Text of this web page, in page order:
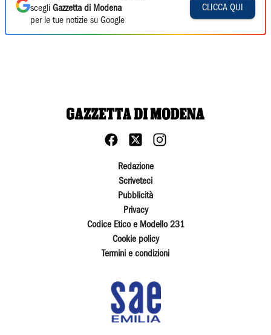
scegli Gazzetta di Modena
per le tue notizie su Google
CLICCA QUI
Redazione
Scriveteci
Pubblicità
Privacy
Codice Etico e Modello 231
Cookie policy
Termini e condizioni